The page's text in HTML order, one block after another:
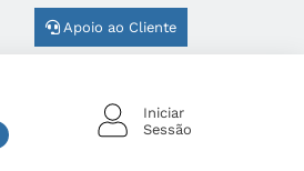
Apoio ao Cliente
Iniciar
Sessão